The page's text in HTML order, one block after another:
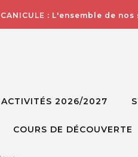
CANICULE : L'ensemble de
ACTIVITÉS 2026/2027
COURS DE DÉCOUVERTE